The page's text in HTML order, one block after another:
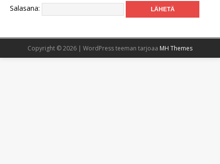
Salasana:
Copyright © 2026 | WordPress teeman tarjoaa MH Themes